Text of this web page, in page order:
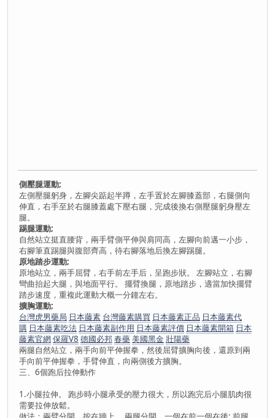
側壓腿運動;
左側壓腿躬身，左腳尖踮起半蹲，左手置於左腳膝蓋部，右腿側向
伸直，右手至於右腿膝蓋處下壓右腿，完成後換右側壓腿躬身壓左
腿。
踢腿運動;
自然站立挺直腰背，兩手臂側平伸與肩同高，左腳向前邁一小步，
右腳筆直踢腿與腹部齊高，待右腳落地后換左腳踢腿。
原地踏步運動;
原地站立，兩手屈臂，右手前左手后，呈跑步狀。 左腳站立，右腳
彎曲抬起大腿，與地面平行。 擺臂換腿，原地踏步，適當加快擺臂
踏步速度，重複此運動大概一分鐘左右。
擴胸運動;
台灣虎男藥局 日本藤素 台灣藤素購買 日本藤素正品 日本藤素代
購 日本藤素吃法 日本藤素副作用 日本藤素評價 日本藤素開箱 日本
藤素官網保羅V8 德國必邦春藥美國黑金 壯陽藥
兩腿自然站立，兩手向前平伸握拳，然後屈臂擴胸向後，還原到兩
手向前平伸握拳，手臂伸直，向兩側後方擴胸。
三、6個跑后拉伸動作
1.小腿拉伸。 跑步時小腿承受的壓力很大，所以跑完后小腿肌肉很
需要拉伸放鬆。